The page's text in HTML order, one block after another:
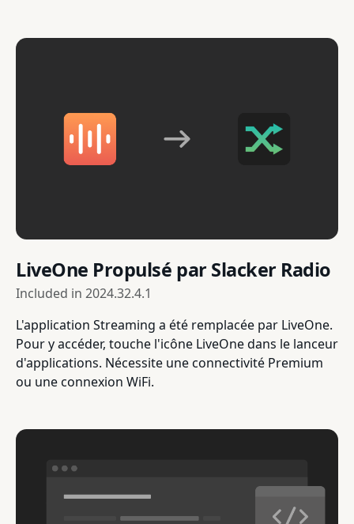
LiveOne Propulsé par Slacker Radio
Included in 2024.32.4.1
L'application Streaming a été remplacée par LiveOne.
Pour y accéder, touche l'icône LiveOne dans le lanceur
d'applications. Nécessite une connectivité Premium
ou une connexion WiFi.